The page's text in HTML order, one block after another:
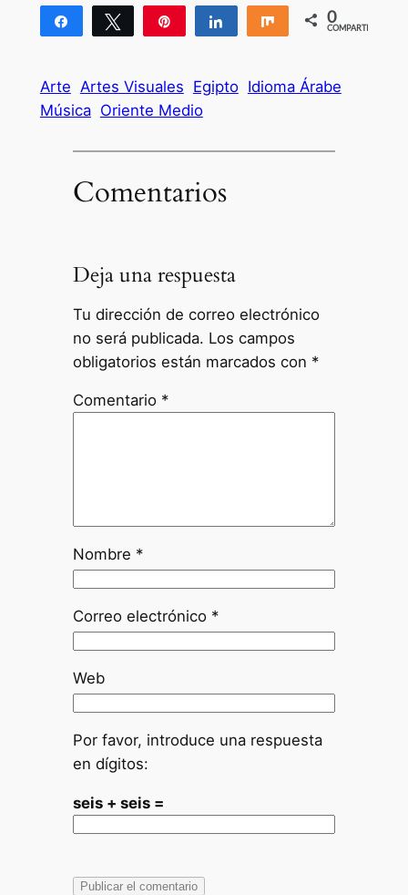
Compartir Twittear Compartir Compartir
0
COMPARTIR
Arte Artes Visuales Egipto Idioma Árabe
Música Oriente Medio
Comentarios
Deja una respuesta
Tu dirección de correo electrónico
no será publicada. Los campos
obligatorios están marcados con *
Comentario *
Nombre *
Correo electrónico *
Web
Por favor, introduce una respuesta
en dígitos:
seis + seis =